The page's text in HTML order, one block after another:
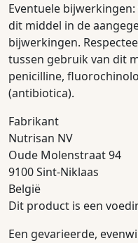
Eventuele
dit middel in de
bijwerkingen.
tussen gebruik van dit
penicilline,
(antibiotica).
Fabrikant
Nutrisan NV
Oude Molenstraat 94
9100 Sint-Niklaas
België
Dit product is een
Een gevarieerde,